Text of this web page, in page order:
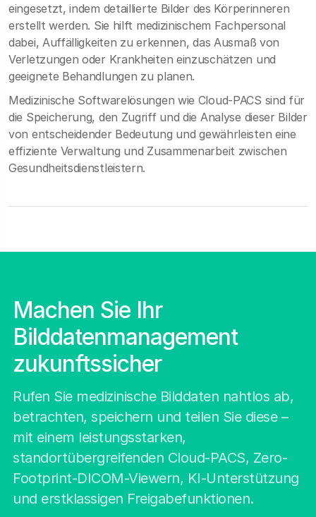
eingesetzt, indem detaillierte Bilder des Körperinneren
erstellt werden. Sie hilft medizinischem Fachpersonal
dabei, Auffälligkeiten zu erkennen, das Ausmaß von
Verletzungen oder Krankheiten einzuschätzen und
geeignete Behandlungen zu planen.
Medizinische Softwarelösungen wie Cloud-PACS sind für
die Speicherung, den Zugriff und die Analyse dieser Bilder
von entscheidender Bedeutung und gewährleisten eine
effiziente Verwaltung und Zusammenarbeit zwischen
Gesundheitsdienstleistern.
Machen Sie Ihr
Bilddatenmanagement
zukunftssicher
Rufen Sie medizinische Bilddaten nahtlos ab,
betrachten, speichern und teilen Sie diese –
mit einem leistungsstarken,
standortübergreifenden Cloud-PACS, Zero-
Footprint-DICOM-Viewern, KI-Unterstützung
und erstklassigen Freigabefunktionen.